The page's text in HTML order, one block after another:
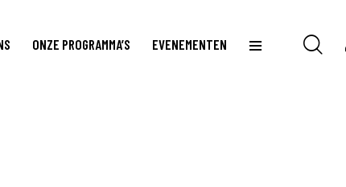
ONZE PROGRAMMA’S EVENEMENTEN